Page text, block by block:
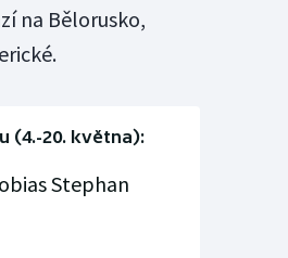
na Bělorusko,
(4.-20. května):
Stephan